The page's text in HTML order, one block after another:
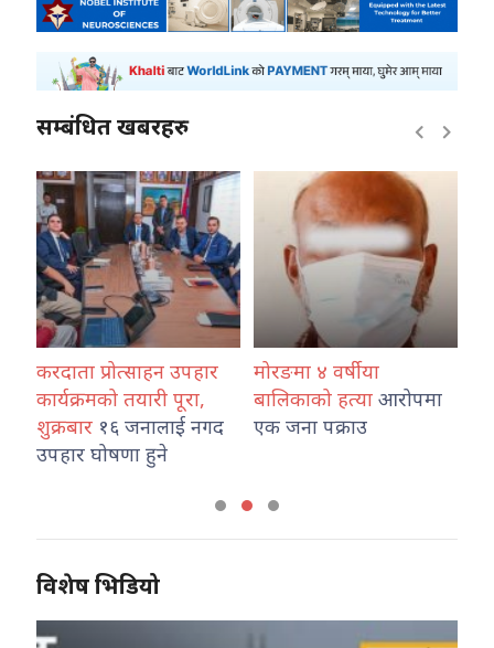
सम्बंधित खबरहरु
करदाता प्रोत्साहन उपहार
कार्यक्रमको तयारी पूरा,
शुक्रबार १६ जनालाई नगद
उपहार घोषणा हुने
मोरङमा ४ वर्षीया
बालिकाको हत्या आरोपमा
एक जना पक्राउ
विशेष भिडियो